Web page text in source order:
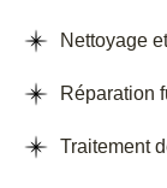
Nettoyage
Réparation
Traitement